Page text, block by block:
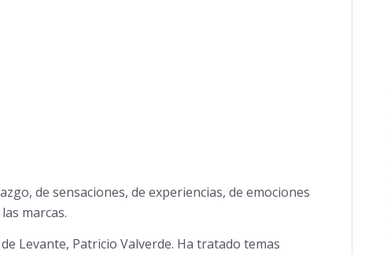
de sensaciones, de experiencias, de emociones
marcas.
Levante, Patricio Valverde. Ha tratado temas